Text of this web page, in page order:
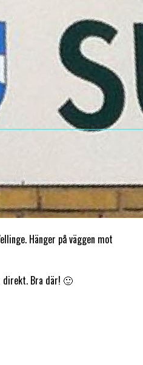
Hänger på väggen mot
Bra där! 🙂